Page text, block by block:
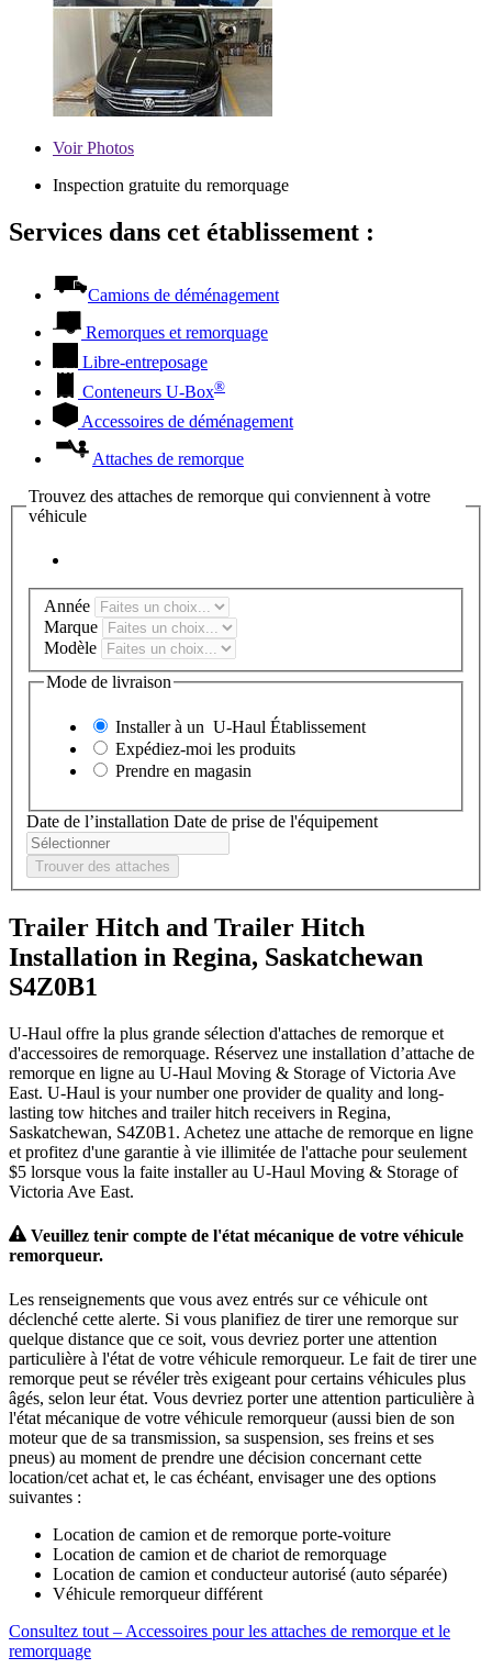
VoirPhotos
Inspection gratuite du remorquage
Services dans cet établissement :
Camions de déménagement
Remorques et remorquage
Libre-entreposage
Conteneurs U-Box®
Accessoires de déménagement
Attaches de remorque
Trouvez des attaches de remorque qui conviennent à votre
véhicule
Année
Marque
Modèle
Mode de livraison
Installer à un U-Haul Établissement
Expédiez-moi les produits
Prendre en magasin
Date de l’installation Date de prise de l'équipement
Trouver des attaches
Trailer Hitch and Trailer Hitch
Installation in Regina, Saskatchewan
S4Z0B1
U-Haul offre la plus grande sélection d'attaches de remorque et
d'accessoires de remorquage. Réservez une installation d’attache de
remorque en ligne au U-Haul Moving & Storage of Victoria Ave
East. U-Haul is your number one provider de quality and long-
lasting tow hitches and trailer hitch receivers in Regina,
Saskatchewan, S4Z0B1. Achetez une attache de remorque en ligne
et profitez d'une garantie à vie illimitée de l'attache pour seulement
$5 lorsque vous la faite installer au U-Haul Moving & Storage of
Victoria Ave East.
Veuillez tenir compte de l'état mécanique de votre véhicule
remorqueur.
Les renseignements que vous avez entrés sur ce véhicule ont
déclenché cette alerte. Si vous planifiez de tirer une remorque sur
quelque distance que ce soit, vous devriez porter une attention
particulière à l'état de votre véhicule remorqueur. Le fait de tirer une
remorque peut se révéler très exigeant pour certains véhicules plus
âgés, selon leur état. Vous devriez porter une attention particulière à
l'état mécanique de votre véhicule remorqueur (aussi bien de son
moteur que de sa transmission, sa suspension, ses freins et ses
pneus) au moment de prendre une décision concernant cette
location/cet achat et, le cas échéant, envisager une des options
suivantes :
Location de camion et de remorque porte-voiture
Location de camion et de chariot de remorquage
Location de camion et conducteur autorisé (auto séparée)
Véhicule remorqueur différent
Consultez tout – Accessoires pour les attaches de remorque et le
remorquage